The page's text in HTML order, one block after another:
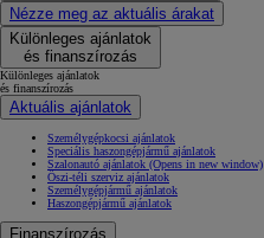
Nézze meg az aktuális árakat
Különleges ajánlatok
és finanszírozás
Különleges ajánlatok
és finanszírozás
Aktuális ajánlatok
Személygépkocsi ajánlatok
Speciális haszongépjármű ajánlatok
Szalonautó ajánlatok (Opens in new window)
Őszi-téli szerviz ajánlatok
Személygépjármű ajánlatok
Haszongépjármű ajánlatok
Finanszírozás